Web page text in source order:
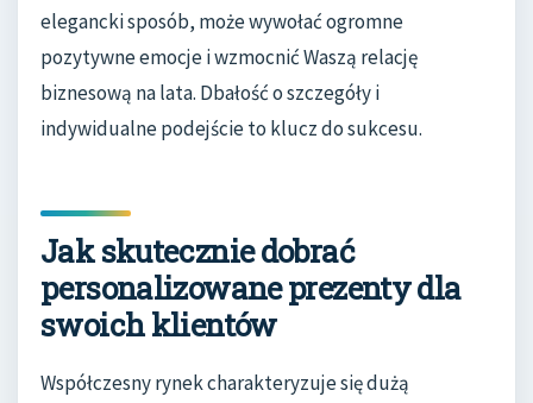
elegancki sposób, może wywołać ogromne
pozytywne emocje i wzmocnić Waszą relację
biznesową na lata. Dbałość o szczegóły i
indywidualne podejście to klucz do sukcesu.
Jak skutecznie dobrać
personalizowane prezenty dla
swoich klientów
Współczesny rynek charakteryzuje się dużą